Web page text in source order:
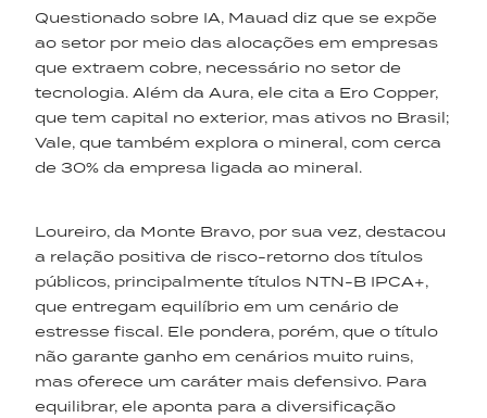
Questionado sobre IA, Mauad diz que se expõe
ao setor por meio das alocações em empresas
que extraem cobre, necessário no setor de
tecnologia. Além da Aura, ele cita a Ero Copper,
que tem capital no exterior, mas ativos no Brasil;
Vale, que também explora o mineral, com cerca
de 30% da empresa ligada ao mineral.
Loureiro, da Monte Bravo, por sua vez, destacou
a relação positiva de risco-retorno dos títulos
públicos, principalmente títulos NTN-B IPCA+,
que entregam equilíbrio em um cenário de
estresse fiscal. Ele pondera, porém, que o título
não garante ganho em cenários muito ruins,
mas oferece um caráter mais defensivo. Para
equilibrar, ele aponta para a diversificação